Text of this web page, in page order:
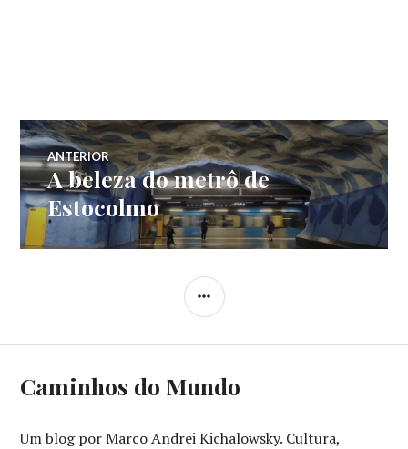
Navegação
de
Post
ANTERIOR
Post
anterior:
A beleza do metrô de
Estocolmo
LATERAL
Caminhos do Mundo
Um blog por Marco Andrei Kichalowsky. Cultura,